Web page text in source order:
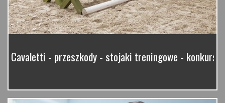
Cavaletti - przeszkody - stojaki treningowe -